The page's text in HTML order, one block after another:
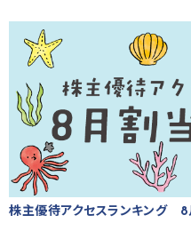
株主優待アクセスランキング 8